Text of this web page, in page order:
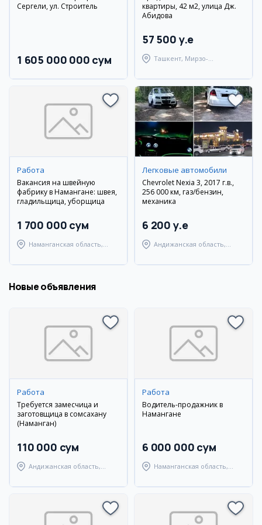
Сергели, ул. Строитель
1 605 000 000 сум
квартиры, 42 м2, улица Дж.
Абидова
57 500 y.e
Ташкент, Мирзо-
Работа
Вакансия на швейную
фабрику в Намангане: швея,
гладильщица, уборщица
1 700 000 сум
Наманганская область,
Легковые автомобили
Chevrolet Nexia 3, 2017 г.в.,
256 000 км, газ/бензин,
механика
6 200 y.e
Андижанская область,
Новые объявления
Работа
Требуется замесчица и
заготовщица в сомсахану
(Наманган)
110 000 сум
Андижанская область,
Работа
Водитель-продажник в
Намангане
6 000 000 сум
Наманганская область,